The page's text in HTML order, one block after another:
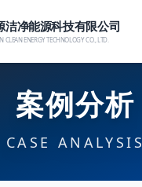
洁净能源科技有限公司
CLEAN ENERGY TECHNOLOGY CO., LTD.
案例分析
CASE ANALYSIS